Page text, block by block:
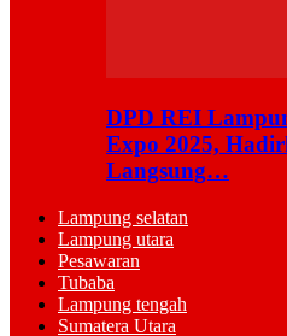
DPD REI
Expo 2025,
Langsung…
Lampung selatan
Lampung utara
Pesawaran
Tubaba
Lampung tengah
Sumatera Utara